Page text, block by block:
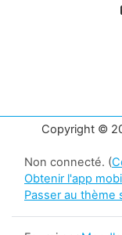
Copyright ©
Non connecté. (
Obtenir l'app
Passer au thème